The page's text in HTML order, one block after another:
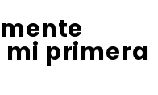
mi primera